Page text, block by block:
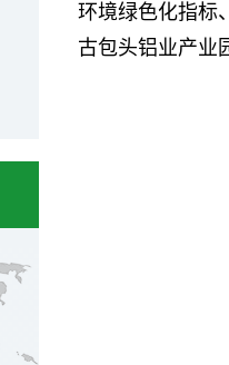
环境绿色化指标
古包头铝业产业